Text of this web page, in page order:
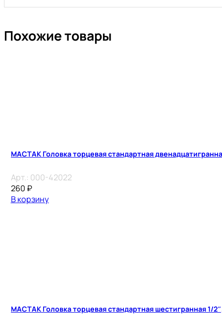
Похожие товары
МАСТАК Головка торцевая стандартная
Арт.: 000-42022
260 ₽
В корзину
МАСТАК Головка торцевая стандартная шестигранная 1/